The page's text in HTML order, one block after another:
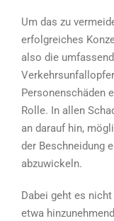
Um das zu
erfolgreiches
also die
Personenschäden
Rolle. In allen
an darauf hin,
der Beschneidung
abzuwickeln.
Dabei geht es
etwa